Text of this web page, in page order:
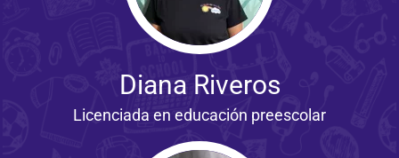
Diana Riveros
Licenciada en educación preescolar